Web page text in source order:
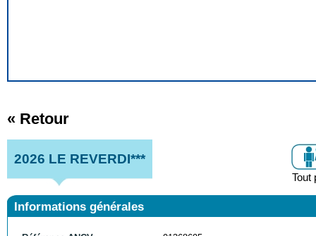
« Retour
2026 LE REVERDI***
Tout
Informations générales